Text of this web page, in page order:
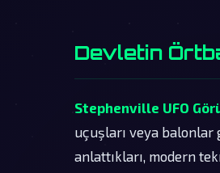
Devletin
Stephenville UFO
uçuşları veya balonlar
anlattıkları, modern